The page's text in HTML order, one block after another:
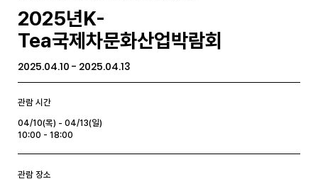
2025년K-
Tea국제차문화산업박람회
2025.04.10 - 2025.04.13
관람 시간
04/10(목) - 04/13(일)
10:00 - 18:00
관람 장소